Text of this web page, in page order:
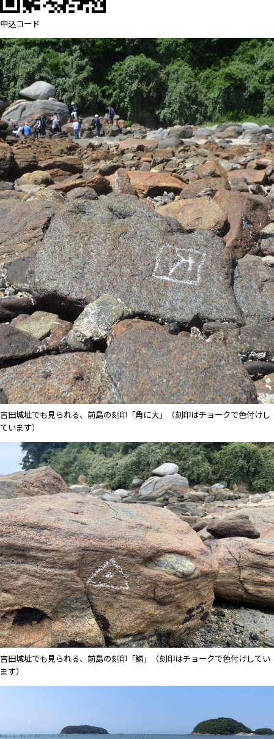
申込コード
吉田城址でも見られる、前島の刻印「角に大」（刻印はチョークで色付けし
ています）
吉田城址でも見られる、前島の刻印「鱗」（刻印はチョークで色付けしてい
ます）